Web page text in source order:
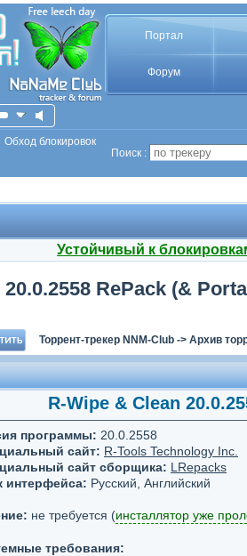
Портал
Форум
Обход блокировок
Поиск :
Устойчивый к
RePack (&
Торрент-трекер NNM-Club -> Архив
R-Wipe & Clean
программы: 20.0.2558
сайт: R-Tools Technology Inc.
сайт сборщика: LRepacks
интерфейса: Русский, Английский
не требуется (инсталлятор уже
требования: